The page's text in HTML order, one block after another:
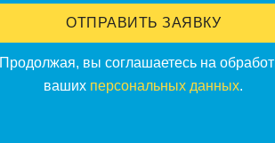
ОТПРАВИТЬ ЗАЯВКУ
Продолжая, вы соглашаетесь на
ваших персональных данных.